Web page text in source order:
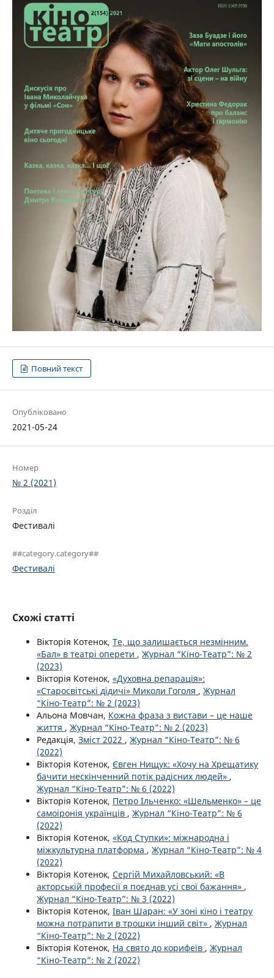
Повний текст
Опубліковано
2021-05-24
Номер
№ 2 (2021)
Розділ
Фестивалі
##category.category##
Фестивалі
Схожі статті
Вікторія Котенок, Те, що залишається незмінним.
«Бал» в театрі оперети , Журнал “Кіно-Театр”: № 2
(2023)
Вікторія Котенок, «Духовна репарація»:
«Старосвітські дідичі» Миколи Гоголя , Журнал
“Кіно-Театр”: № 2 (2023)
Альона Мовчан, Кожна фраза з вистави – це наше
життя , Журнал “Кіно-Театр”: № 2 (2023)
Редакція, Зміст 2022 , Журнал “Кіно-Театр”: № 6
(2022)
Вікторія Котенок, Євген Нищук: «Хочу на Хрещатику
бачити нескінченний потік радісних людей» ,
Журнал “Кіно-Театр”: № 6 (2022)
Вікторія Котенок, Петро Ільченко: «Шельменко» – це
самоіронія українців , Журнал “Кіно-Театр”: № 6
(2022)
Вікторія Котенок, «Код Ступки»: міжнародна і
міжкультурна платформа , Журнал “Кіно-Театр”: № 4
(2022)
Вікторія Котенок, Сергій Михайловський: «В
акторській професії я поєднав усі свої бажання» ,
Журнал “Кіно-Театр”: № 3 (2022)
Вікторія Котенок, Іван Шаран: «У зоні кіно і театру
можна потрапити в трошки інший світ» , Журнал
“Кіно-Театр”: № 2 (2022)
Вікторія Котенок, На свято до корифеїв , Журнал
“Кіно-Театр”: № 2 (2022)